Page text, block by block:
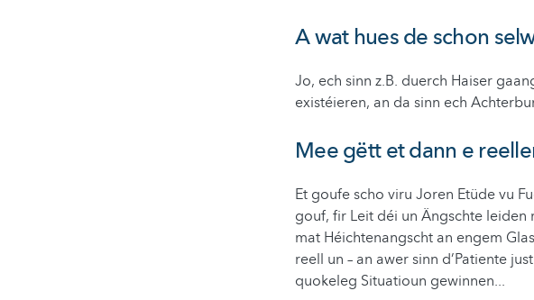
A wat hues de schon
Jo, ech sinn z.B. duerch Haiser
existéieren, an da sinn ech
Mee gëtt et dann e
Et goufe scho viru Joren Etüde vu
gouf, fir Leit déi un Ängschte leiden
mat Héichtenangscht an engem
reell un – an awer sinn d’Patiente
quokeleg Situatioun gewinnen...